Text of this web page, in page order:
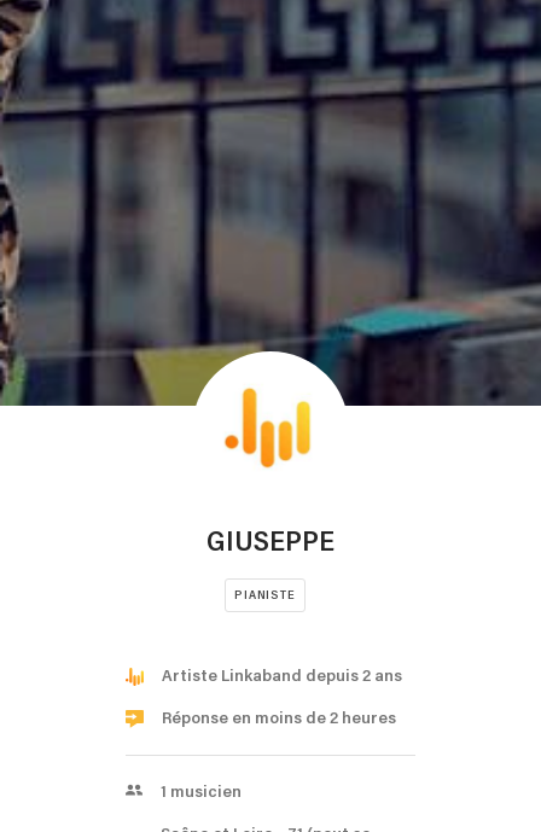
GIUSEPPE
PIANISTE
Artiste Linkaband depuis 2 ans
Réponse en moins de 2 heures
1 musicien